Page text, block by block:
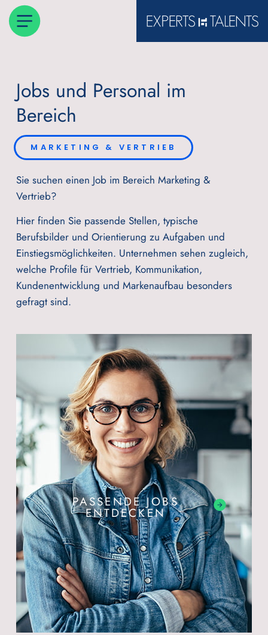
Jobs und Personal im
Bereich
MARKETING & VERTRIEB
Sie suchen einen Job im Bereich Marketing &
Vertrieb?
Hier finden Sie passende Stellen, typische
Berufsbilder und Orientierung zu Aufgaben und
Einstiegsmöglichkeiten. Unternehmen sehen zugleich,
welche Profile für Vertrieb, Kommunikation,
Kundenentwicklung und Markenaufbau besonders
gefragt sind.
PASSENDE JOBS
ENTDECKEN